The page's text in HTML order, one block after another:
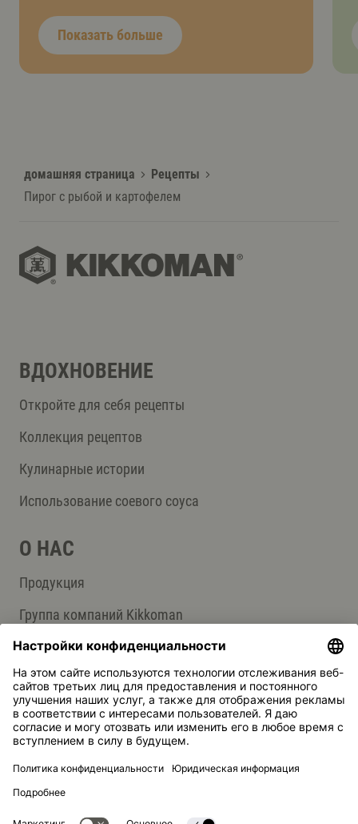
Показать больше
домашняя страница
Рецепты
Пирог с рыбой и картофелем
ВДОХНОВЕНИЕ
Откройте для себя рецепты
Коллекция рецептов
Кулинарные истории
Использование соевого соуса
О НАС
Продукция
Группа компаний Kikkoman
Устойчивое развитие
СЛУЖБА ПОДДЕРЖКИ
Ответы на вопросы
Kikkoman — зарегистрированная торговая марка Kikkoman